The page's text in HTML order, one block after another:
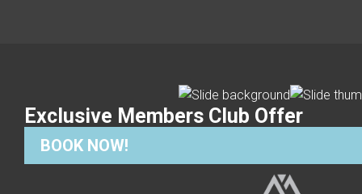
Exclusive Members Club Offer
BOOK NOW!